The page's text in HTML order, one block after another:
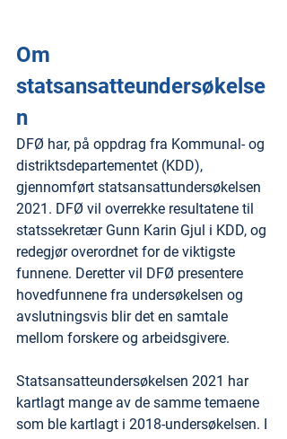
Om
statsansatteundersøkelse
n
DFØ har, på oppdrag fra Kommunal- og
distriktsdepartementet (KDD),
gjennomført statsansattundersøkelsen
2021. DFØ vil overrekke resultatene til
statssekretær Gunn Karin Gjul i KDD, og
redegjør overordnet for de viktigste
funnene. Deretter vil DFØ presentere
hovedfunnene fra undersøkelsen og
avslutningsvis blir det en samtale
mellom forskere og arbeidsgivere.
Statsansatteundersøkelsen 2021 har
kartlagt mange av de samme temaene
som ble kartlagt i 2018-undersøkelsen. I